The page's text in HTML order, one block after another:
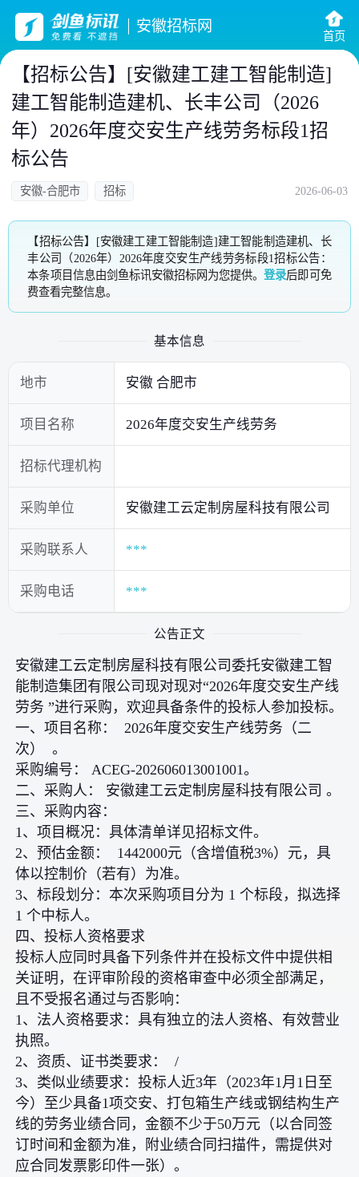
安徽招标网
首页
【招标公告】[安徽建工建工智能制造]
建工智能制造建机、长丰公司（2026
年）2026年度交安生产线劳务标段1招
标公告
安徽-合肥市 招标 2026-06-03
【招标公告】[安徽建工建工智能制造]建工智能制造建机、长
丰公司（2026年）2026年度交安生产线劳务标段1招标公告：
本条项目信息由剑鱼标讯安徽招标网为您提供。登录后即可免
费查看完整信息。
基本信息
地市 安徽 合肥市
项目名称 2026年度交安生产线劳务
招标代理机构
采购单位 安徽建工云定制房屋科技有限公司
采购联系人 ***
采购电话 ***
公告正文
安徽建工云定制房屋科技有限公司委托安徽建工智
能制造集团有限公司现对现对“2026年度交安生产线
劳务 ”进行采购，欢迎具备条件的投标人参加投标。
一、项目名称： 2026年度交安生产线劳务（二
次） 。
采购编号： ACEG-202606013001001。
二、采购人： 安徽建工云定制房屋科技有限公司 。
三、采购内容：
1、项目概况：具体清单详见招标文件。
2、预估金额： 1442000元（含增值税3%）元，具
体以控制价（若有）为准。
3、标段划分：本次采购项目分为 1 个标段，拟选择
1 个中标人。
四、投标人资格要求
投标人应同时具备下列条件并在投标文件中提供相
关证明，在评审阶段的资格审查中必须全部满足，
且不受报名通过与否影响：
1、法人资格要求：具有独立的法人资格、有效营业
执照。
2、资质、证书类要求： /
3、类似业绩要求：投标人近3年（2023年1月1日至
今）至少具备1项交安、打包箱生产线或钢结构生产
线的劳务业绩合同，金额不少于50万元（以合同签
订时间和金额为准，附业绩合同扫描件，需提供对
应合同发票影印件一张）。